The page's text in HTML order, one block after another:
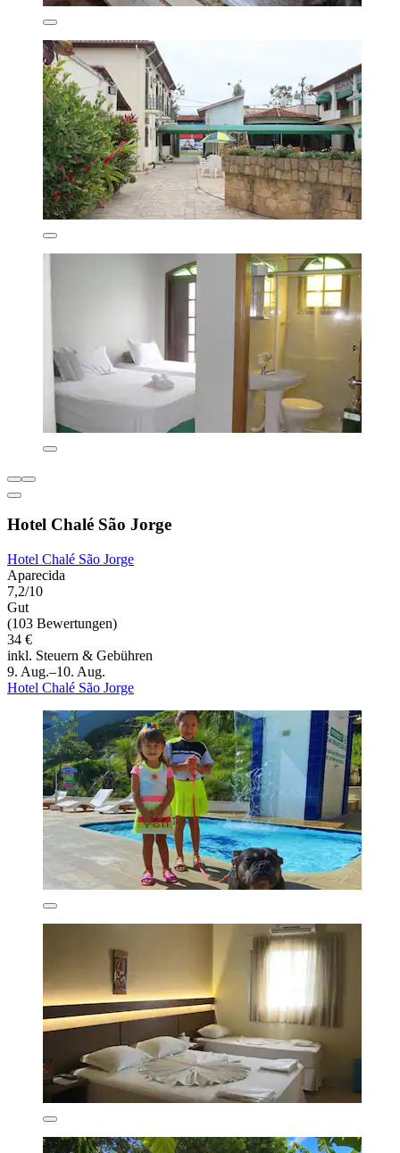
Hotel Chalé São Jorge
Hotel Chalé São Jorge
Aparecida
7,2/10
Gut
(103 Bewertungen)
34 €
inkl. Steuern & Gebühren
9. Aug.–10. Aug.
Hotel Chalé São Jorge